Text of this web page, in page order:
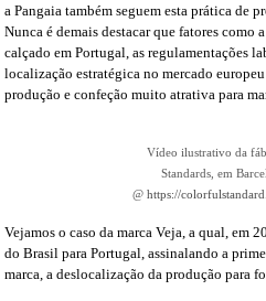
a Pangaia também seguem esta prática de
Nunca é demais destacar que fatores como
calçado em Portugal, as regulamentações
localização estratégica no mercado
produção e confeção muito atrativa para
Vídeo ilustrativo da
Standards, em
@ https://
Vejamos o caso da marca Veja, a qual, em
do Brasil para Portugal, assinalando a
marca, a deslocalização da produção para